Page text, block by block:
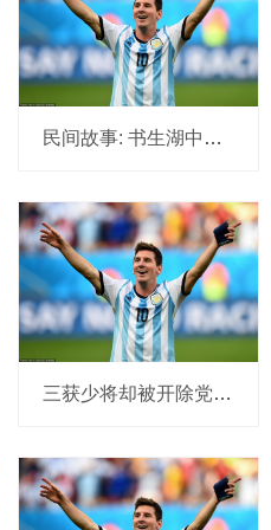
民间故事: 书生湖中洗澡, 一只乌龟扑他怀中: 相公, 我已等你十年
三获少将却被开除党军籍的百岁将军, 晚年拒绝工作安排, 只愿行医